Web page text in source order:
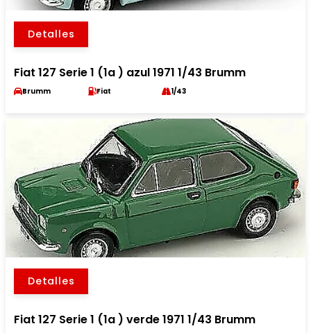
Detalles
Fiat 127 Serie 1 (1a ) azul 1971 1/43 Brumm
Brumm Fiat 1/43
Detalles
Fiat 127 Serie 1 (1a ) verde 1971 1/43 Brumm